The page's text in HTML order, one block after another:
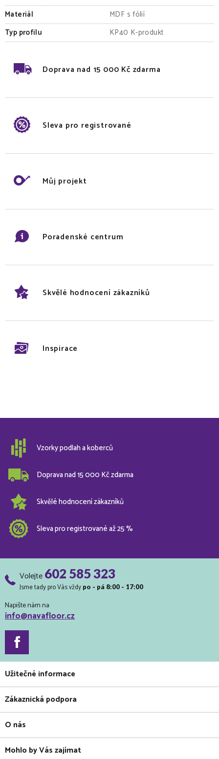
Materiál
MDF s fólií
Typ profilu
KP40 K-produkt
Doprava nad 15 000 Kč zdarma
Sleva pro registrované
Můj projekt
Poradenské centrum
Skvělé hodnocení zákazníků
Inspirace
Vzorky podlah a koberců
Doprava nad 15 000 Kč zdarma
Skvělé hodnocení zákazníků
Sleva pro registrované až 25 %
Volejte602 585 323
Jsme tady pro Vás vždy po - pá 8:00 - 17:00
Napište nám na
info@navafloor.cz
Užitečné informace
Zákaznická podpora
O nás
Mohlo by Vás zajímat